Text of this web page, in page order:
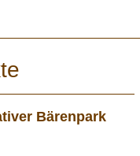
Bärenpark